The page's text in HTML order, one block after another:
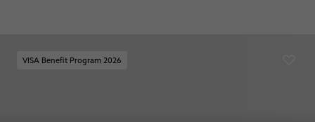
VISA Benefit Program 2026